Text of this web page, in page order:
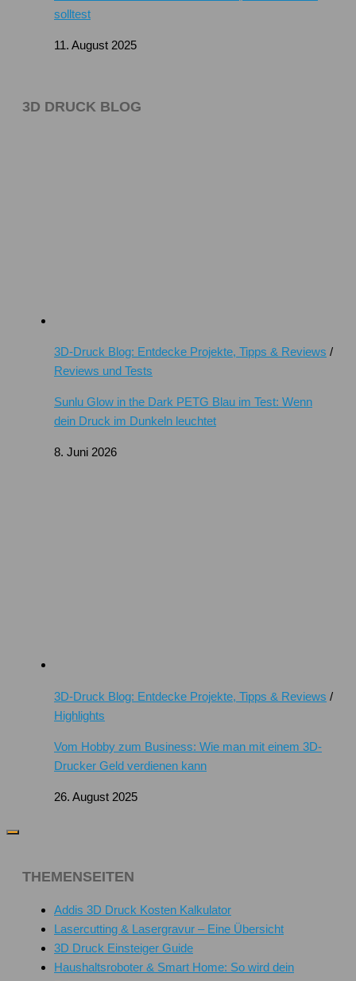
solltest
11. August 2025
3D DRUCK BLOG
3D-Druck Blog: Entdecke Projekte, Tipps & Reviews /
Reviews und Tests
Sunlu Glow in the Dark PETG Blau im Test: Wenn
dein Druck im Dunkeln leuchtet
8. Juni 2026
3D-Druck Blog: Entdecke Projekte, Tipps & Reviews /
Highlights
Vom Hobby zum Business: Wie man mit einem 3D-
Drucker Geld verdienen kann
26. August 2025
THEMENSEITEN
Addis 3D Druck Kosten Kalkulator
Lasercutting & Lasergravur – Eine Übersicht
3D Druck Einsteiger Guide
Haushaltsroboter & Smart Home: So wird dein